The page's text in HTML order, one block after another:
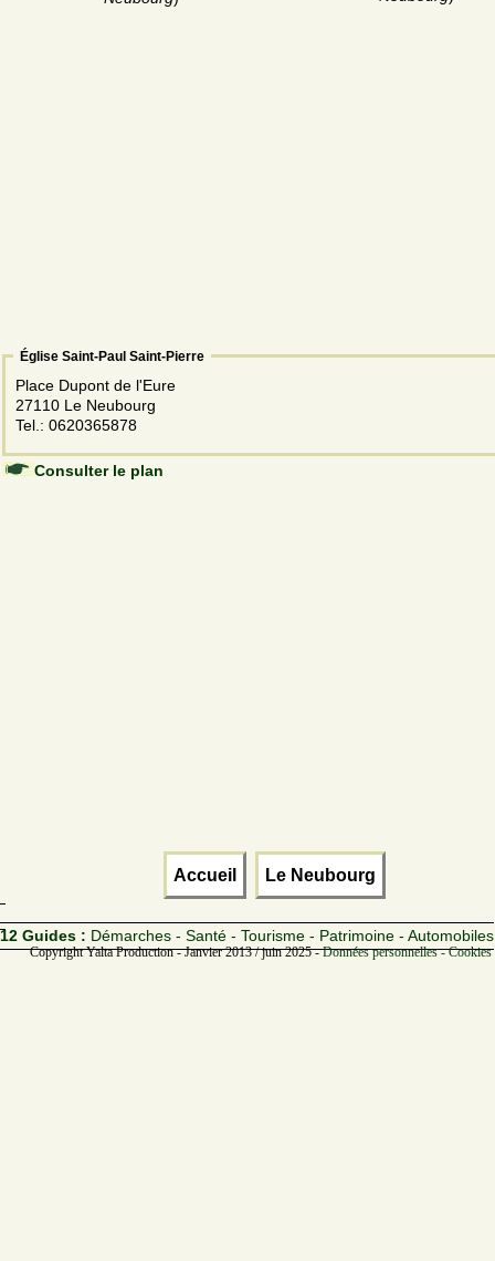
Église Saint-Paul Saint-Pierre
Place Dupont de l'Eure
27110 Le Neubourg
Tel.: 0620365878
Consulter le plan
Accueil Le Neubourg
12 Guides : Démarches - Santé - Tourisme - Patrimoine - Automobiles
Copyright Yalta Production - Janvier 2013 / juin 2025 -Données personnelles -